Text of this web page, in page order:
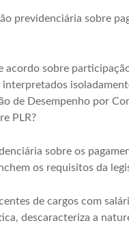
previdenciária sobre
sobre
de Desempenho por
PLR?
sobre os
os requisitos da
de cargos com
descaracteriza a